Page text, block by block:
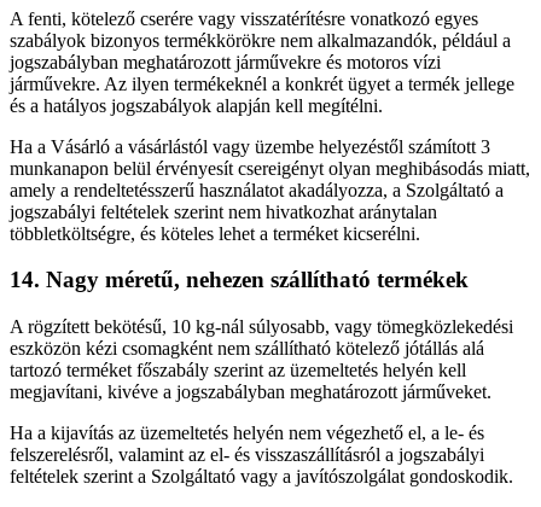
A fenti, kötelező cserére vagy visszatérítésre vonatkozó egyes
szabályok bizonyos termékkörökre nem alkalmazandók, például a
jogszabályban meghatározott járművekre és motoros vízi
járművekre. Az ilyen termékeknél a konkrét ügyet a termék jellege
és a hatályos jogszabályok alapján kell megítélni.
Ha a Vásárló a vásárlástól vagy üzembe helyezéstől számított 3
munkanapon belül érvényesít csereigényt olyan meghibásodás miatt,
amely a rendeltetésszerű használatot akadályozza, a Szolgáltató a
jogszabályi feltételek szerint nem hivatkozhat aránytalan
többletköltségre, és köteles lehet a terméket kicserélni.
14. Nagy méretű, nehezen szállítható termékek
A rögzített bekötésű, 10 kg-nál súlyosabb, vagy tömegközlekedési
eszközön kézi csomagként nem szállítható kötelező jótállás alá
tartozó terméket főszabály szerint az üzemeltetés helyén kell
megjavítani, kivéve a jogszabályban meghatározott járműveket.
Ha a kijavítás az üzemeltetés helyén nem végezhető el, a le- és
felszerelésről, valamint az el- és visszaszállításról a jogszabályi
feltételek szerint a Szolgáltató vagy a javítószolgálat gondoskodik.